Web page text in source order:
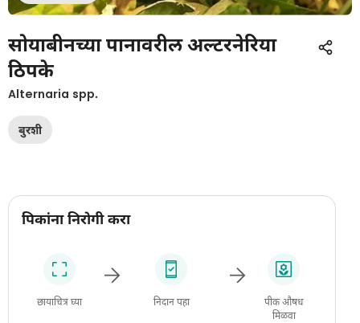
सोयाबीनच्या पानावरील अल्टरनेरिया
ठिपके
Alternaria spp.
बुरशी
पिकांना निरोगी करा
छायाचित्र घ्या निदान पहा
पीक औषध
मिळवा